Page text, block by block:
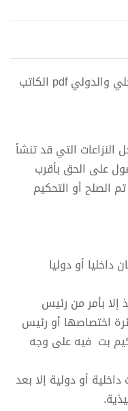
تحميل كتاب ورقة حول التحكيم الداخلي والدولي pdf الكاتب
النزاعات التي قد تنشأ
على الحق بأقرب
الصلح أو التحكيم
أو دوليا
إلا بأمر من رئيس
اختصاصها أو رئيس
بت فيه على وجه
أو دولية إلا بعد